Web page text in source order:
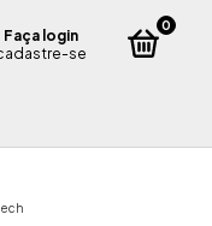
Faça login
se
0